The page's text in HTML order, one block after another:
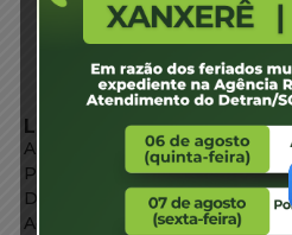
LINKS EXTERNOS
Agência de Notícias
Portal de Serviços
Diário Oficial
Acesso à Informação